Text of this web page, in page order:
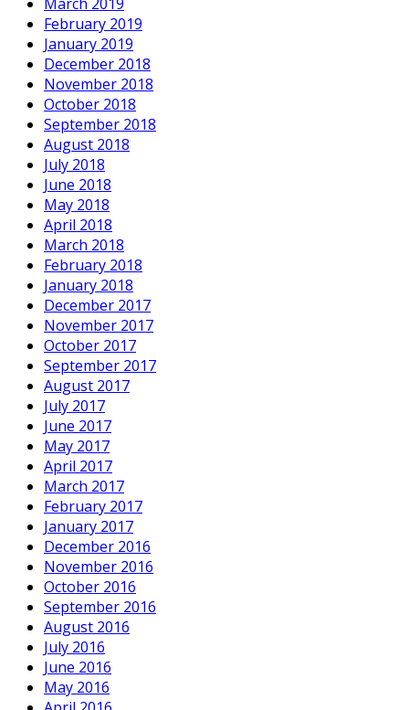
February 2019
January 2019
December 2018
November 2018
October 2018
September 2018
August 2018
July 2018
June 2018
May 2018
April 2018
March 2018
February 2018
January 2018
December 2017
November 2017
October 2017
September 2017
August 2017
July 2017
June 2017
May 2017
April 2017
March 2017
February 2017
January 2017
December 2016
November 2016
October 2016
September 2016
August 2016
July 2016
June 2016
May 2016